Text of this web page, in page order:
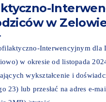
w
Interwencyjnym dla
w okresie od listopada
wykształcenie i
23) lub przesłać na adres e-